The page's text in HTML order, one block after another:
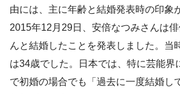
由には、主に年齢と結婚発表時の印象
2015年12月29日、安倍なつみさんは
んと結婚したことを発表しました。当
は34歳でした。日本では、特に芸能界
で初婚の場合でも「過去に一度結婚し